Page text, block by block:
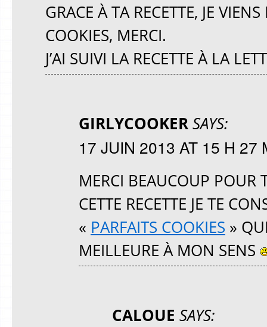
GRACE À TA RECETTE, JE
COOKIES, MERCI.
J’AI SUIVI LA RECETTE À LA
GIRLYCOOKERSAYS:
17 JUIN 2013 AT 15 H 27
MERCI BEAUCOUP POUR
CETTE RECETTE JE TE
« PARFAITS COOKIES »
MEILLEURE À MON SENS
CALOUE SAYS: